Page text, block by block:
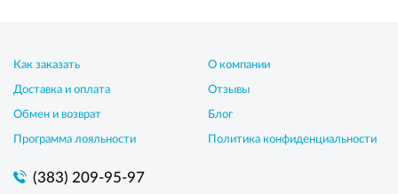
Как заказать
Доставка и оплата
Обмен и возврат
Программа лояльности
О компании
Отзывы
Блог
Политика конфиденциальности
(383) 209-95-97